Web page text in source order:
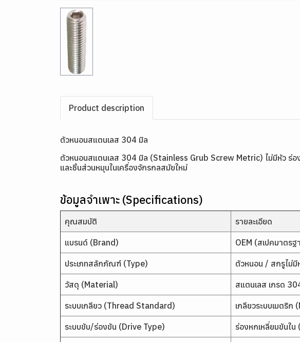
Product description
ตัวหนอนสแตนเลส 304 มิล
ตัวหนอนสแตนเลส 304 มิล (Stainless Grub Screw Metric) ไม่มีหัว ร่อ
และชิ้นส่วนหมุนในเครื่องจักรกลสมัยใหม่
ข้อมูลจำเพาะ (Specifications)
คุณสมบัติ รายละเอียด
แบรนด์ (Brand) OEM (สเปคมาตร
ประเภทสลักภัณฑ์ (Type) ตัวหนอน / สกรูไม่
วัสดุ (Material) สแตนเลส เกรด
ระบบเกลียว (Thread Standard) เกลียวระบบเมตริ
ระบบขับ/ร่องขัน (Drive Type) ร่องหกเหลี่ยมขันใ